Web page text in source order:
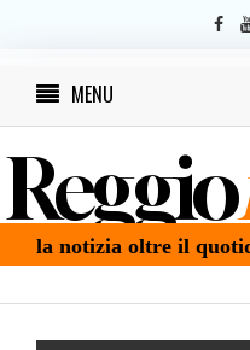
MENU
Reggio
la notizia oltre il